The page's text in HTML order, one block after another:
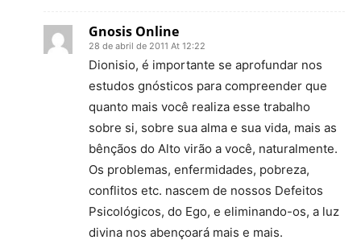
Gnosis Online
28 de abril de 2011 At 12:22
Dionisio, é importante se aprofundar nos
estudos gnósticos para compreender que
quanto mais você realiza esse trabalho
sobre si, sobre sua alma e sua vida, mais as
bênçãos do Alto virão a você, naturalmente.
Os problemas, enfermidades, pobreza,
conflitos etc. nascem de nossos Defeitos
Psicológicos, do Ego, e eliminando-os, a luz
divina nos abençoará mais e mais.